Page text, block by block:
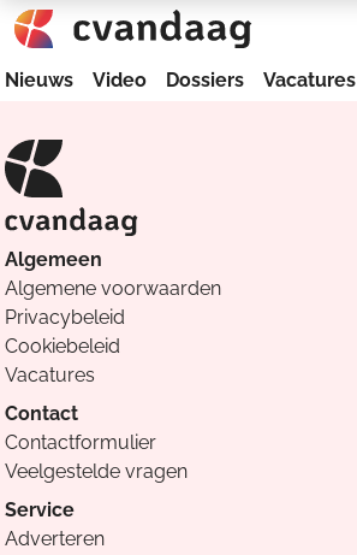
Nieuws Video Dossiers Vacatures
Algemeen
Algemene voorwaarden
Privacybeleid
Cookiebeleid
Vacatures
Contact
Contactformulier
Veelgestelde vragen
Service
Adverteren